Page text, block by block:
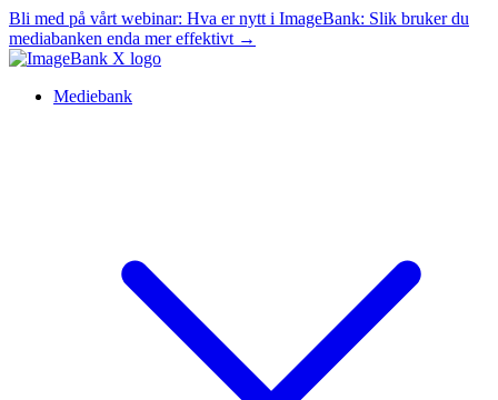
Bli med på vårt webinar: Hva er nytt i ImageBank: Slik bruker du
mediabanken enda mer effektivt →
Mediebank